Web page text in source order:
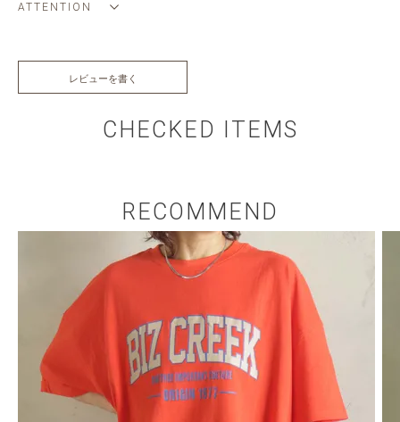
ATTENTION
レビューを書く
CHECKED ITEMS
RECOMMEND